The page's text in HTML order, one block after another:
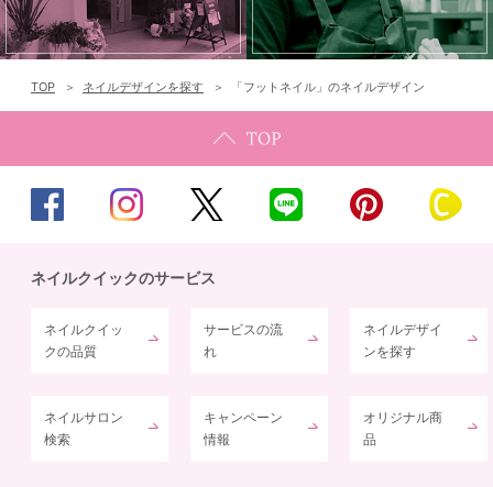
TOP ネイルデザインを探す 「フットネイル」のネイルデザイン
ネイルクイックのサービス
ネイルクイッ
クの品質
サービスの流
れ
ネイルデザイ
ンを探す
ネイルサロン
検索
キャンペーン
情報
オリジナル商
品